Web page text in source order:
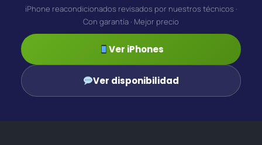
iPhone reacondicionados revisados por nuestros técnicos ·
Con garantía · Mejor precio
Ver iPhones
Ver disponibilidad